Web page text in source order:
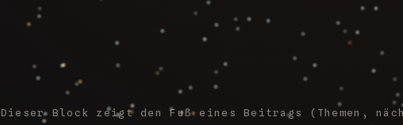
Dieser Block zeigt den Fuß eines Beitrags (Themen,